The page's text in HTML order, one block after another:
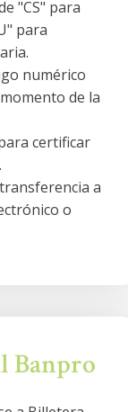
"CS" para
para
numérico
de la
certificar
a
o
Banpro